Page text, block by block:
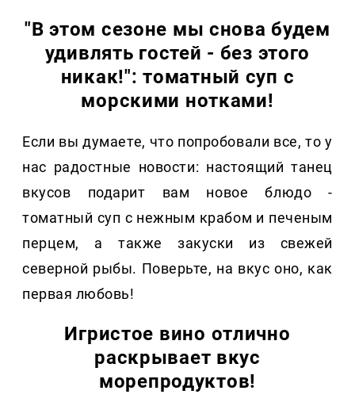
"В этом сезоне мы снова будем
удивлять гостей - без этого
никак!": томатный суп с
морскими нотками!
Если вы думаете, что попробовали все, то у
нас радостные новости: настоящий танец
вкусов подарит вам новое блюдо -
томатный суп с нежным крабом и печеным
перцем, а также закуски из свежей
северной рыбы. Поверьте, на вкус оно, как
первая любовь!
Игристое вино отлично
раскрывает вкус
морепродуктов!